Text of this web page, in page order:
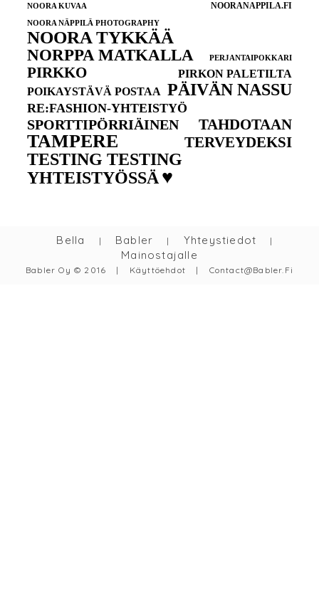
NOORA KUVAA NOORANAPPILA.FI
NOORA NÄPPILÄ PHOTOGRAPHY
NOORA TYKKÄÄ
NORPPA MATKALLA PERJANTAIPOKKARI
PIRKKO
PIRKON PALETILTA
POIKAYSTÄVÄ POSTAA PÄIVÄN NASSU
RE:FASHION-YHTEISTYÖ
SPORTTIPÖRRIÄINEN TAHDOTAAN
TAMPERE TERVEYDEKSI
TESTING TESTING
YHTEISTYÖSSÄ ♥
Bella | Babler | Yhteystiedot |
Mainostajalle
Babler Oy © 2016 | Käyttöehdot | Contact@babler.fi